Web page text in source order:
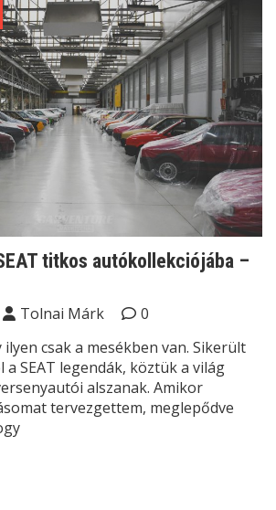
titkos autókollekciójába –
Tolnai Márk
0
csak a mesékben van. Sikerült
a SEAT legendák, köztük a világ
alszanak. Amikor
tervezgettem, meglepődve